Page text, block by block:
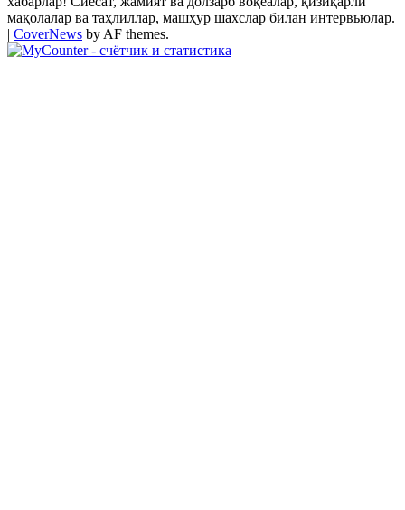
мақолалар ва таҳлиллар, машҳур шахслар билан интервьюлар.
| CoverNews by AF themes.